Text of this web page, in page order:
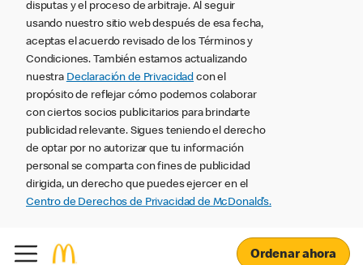
disputas y el proceso de arbitraje. Al seguir
usando nuestro sitio web después de esa fecha,
aceptas el acuerdo revisado de los Términos y
Condiciones. También estamos actualizando
nuestra Declaración de Privacidad con el
propósito de reflejar cómo podemos colaborar
con ciertos socios publicitarios para brindarte
publicidad relevante. Sigues teniendo el derecho
de optar por no autorizar que tu información
personal se comparta con fines de publicidad
dirigida, un derecho que puedes ejercer en el
Centro de Derechos de Privacidad de McDonald’s.
Ordenar ahora